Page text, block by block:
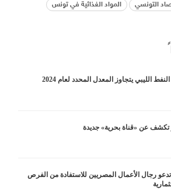
التونسي المواد الغذائية في تونس
النفط الليبي يتجاوز المعدل المحدد لعام 2024
عن «قناة بحرية» جديدة
تدعو رجال الأعمال المصريين للاستفادة من الفرص